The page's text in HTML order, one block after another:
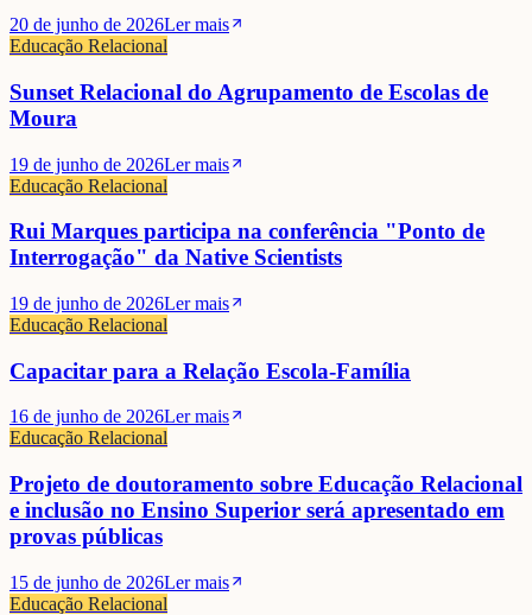
20 de junho de 2026Ler mais
Educação Relacional
Sunset Relacional do Agrupamento de Escolas de
Moura
19 de junho de 2026Ler mais
Educação Relacional
Rui Marques participa na conferência "Ponto de
Interrogação" da Native Scientists
19 de junho de 2026Ler mais
Educação Relacional
Capacitar para a Relação Escola-Família
16 de junho de 2026Ler mais
Educação Relacional
Projeto de doutoramento sobre Educação Relacional
e inclusão no Ensino Superior será apresentado em
provas públicas
15 de junho de 2026Ler mais
Educação Relacional